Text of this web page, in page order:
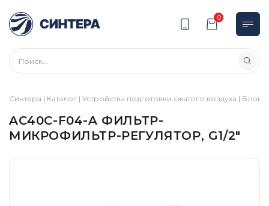
0
Синтера | Каталог | Устройства подготовки сжатого воздуха | Блоки
AC40C-F04-A ФИЛЬТР-
МИКРОФИЛЬТР-РЕГУЛЯТОР, G1/2″